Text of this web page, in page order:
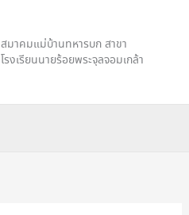
สมาคมแม่บ้านทหารบก สาขา
โรงเรียนนายร้อยพระจุลจอมเกล้า